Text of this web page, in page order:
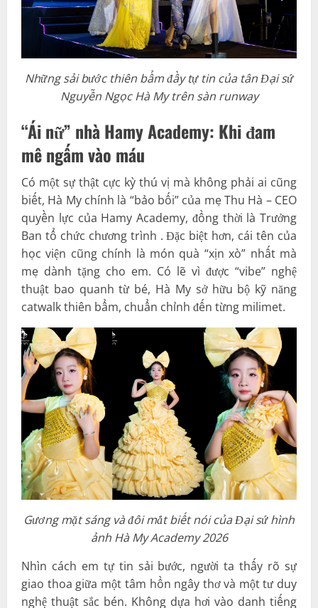
Những sải bước thiên bẩm đầy tự tin của tân Đại sứ
Nguyễn Ngọc Hà My trên sàn runway
“Ái nữ” nhà Hamy Academy: Khi đam
mê ngấm vào máu
Có một sự thật cực kỳ thú vị mà không phải ai cũng
biết, Hà My chính là “bảo bối” của mẹ Thu Hà – CEO
quyền lực của Hamy Academy, đồng thời là Trưởng
Ban tổ chức chương trình . Đặc biệt hơn, cái tên của
học viện cũng chính là món quà “xịn xò” nhất mà
mẹ dành tặng cho em. Có lẽ vì được “vibe” nghệ
thuật bao quanh từ bé, Hà My sở hữu bộ kỹ năng
catwalk thiên bẩm, chuẩn chỉnh đến từng milimet.
Gương mặt sáng và đôi mắt biết nói của Đại sứ hình
ảnh Hà My Academy 2026
Nhìn cách em tự tin sải bước, người ta thấy rõ sự
giao thoa giữa một tâm hồn ngây thơ và một tư duy
nghệ thuật sắc bén. Không dựa hơi vào danh tiếng